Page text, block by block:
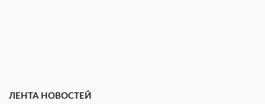
ЛЕНТА НОВОСТЕЙ